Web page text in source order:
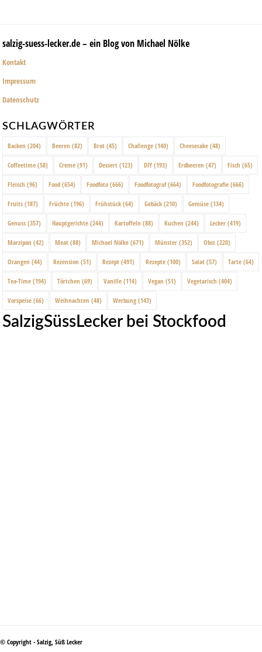
salzig-suess-lecker.de – ein Blog von Michael Nölke
Kontakt
Impressum
Datenschutz
SCHLAGWÖRTER
Backen (204) Beeren (82) Brot (45) Challenge (140) Cheesecake (48)
Coffeetime (58) Creme (91) Dessert (123) DIY (193) Erdbeeren (47) Fisch (65)
Fleisch (96) Food (654) Foodfoto (666) Foodfotograf(664) Foodfotografie (666)
Fruits (187) Früchte (196) Frühstück (64) Gebäck (210) Gemüse (134)
Genuss (357) Hauptgerichte (244) Kartoffeln (88) Kuchen (244) Lecker (419)
Marzipan (42) Meat (88) Michael Nölke (671) Münster (352) Obst (220)
Orangen (44) Rezension (51) Rezept (491) Rezepte (100) Salat (57) Tarte (64)
Tea-Time (194) Törtchen (69) Vanille (114) Vegan (51) Vegetarisch (404)
Vorspeise (66) Weihnachten (48) Werbung (143)
SalzigSüssLecker bei Stockfood
© Copyright - Salzig, Süß Lecker